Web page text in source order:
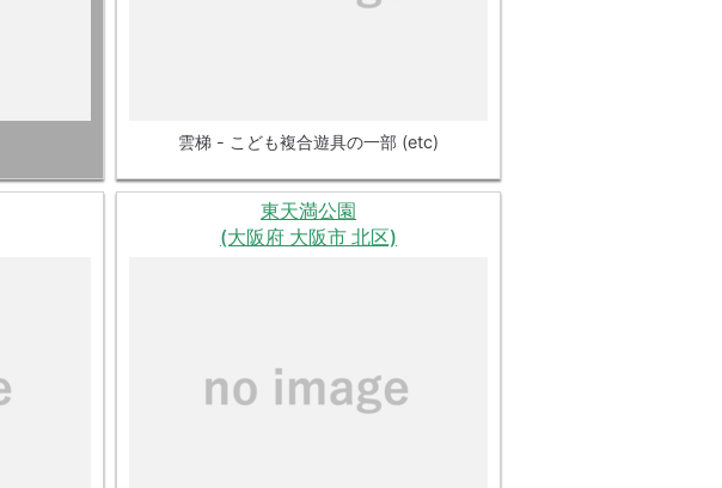
雲梯 - こども複合遊具の一部 (etc)
東天満公園
(大阪府 大阪市 北区)